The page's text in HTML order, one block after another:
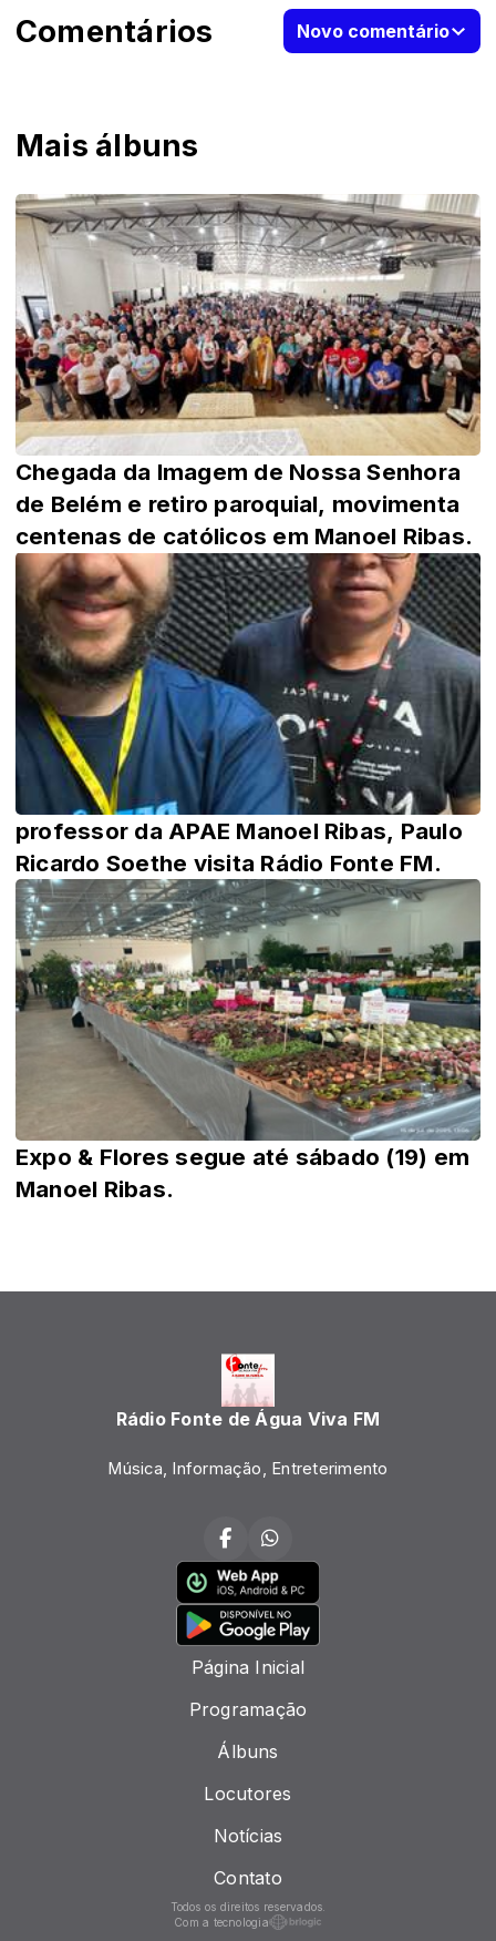
Mais álbuns
Chegada da Imagem de Nossa Senhora
de Belém e retiro paroquial, movimenta
centenas de católicos em Manoel Ribas.
professor da APAE Manoel Ribas, Paulo
Ricardo Soethe visita Rádio Fonte FM.
Expo & Flores segue até sábado (19) em
Manoel Ribas.
Comentários Novo comentário
Rádio Fonte de Água Viva FM
Música, Informação, Entreterimento
Página Inicial
Programação
Álbuns
Locutores
Notícias
Contato
Todos os direitos reservados.
Com a tecnologia